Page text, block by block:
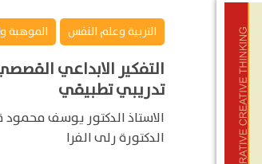
التربية وعلم النفس الموهبة
التفكير الابداعي
تدريبي تطبيقي
الاستاذ الدكتور يوسف
الدكتورة رلى الفرا